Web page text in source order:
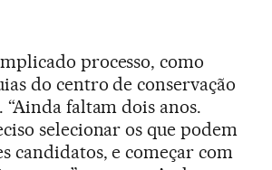
processo, como
do centro de conservação
“Ainda faltam dois anos.
selecionar os que podem
candidatos, e começar com